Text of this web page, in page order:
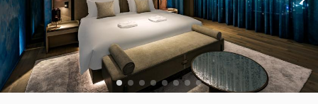
大人 2名 1 室
税・サービス料込
合計 241,130
残り1室 詳細 今すぐ予約